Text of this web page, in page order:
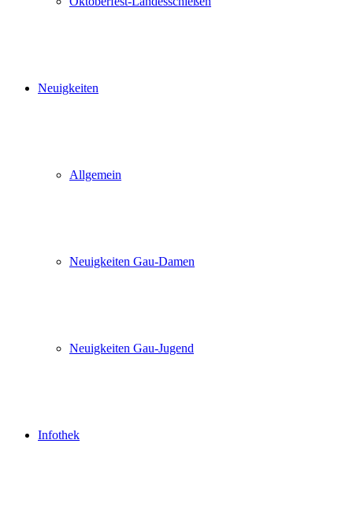
Neuigkeiten
Allgemein
Neuigkeiten Gau-Damen
Neuigkeiten Gau-Jugend
Infothek